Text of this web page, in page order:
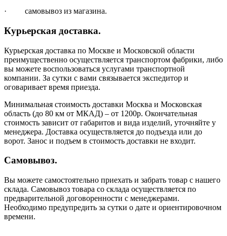
· самовывоз из магазина.
Курьерская доставка.
Курьерская доставка по Москве и Московской области
преимущественно осуществляется транспортом фабрики, либо
вы можете воспользоваться услугами транспортной
компании. За сутки с вами связывается экспедитор и
оговаривает время приезда.
Минимальная стоимость доставки Москва и Московская
область (до 80 км от МКАД) – от 1200р. Окончательная
стоимость зависит от габаритов и вида изделий, уточняйте у
менеджера. Доставка осуществляется до подъезда или до
ворот. Занос и подъем в стоимость доставки не входит.
Самовывоз.
Вы можете самостоятельно приехать и забрать товар с нашего
склада. Самовывоз товара со склада осуществляется по
предварительной договоренности с менеджерами.
Необходимо предупредить за сутки о дате и ориентировочном
времени.